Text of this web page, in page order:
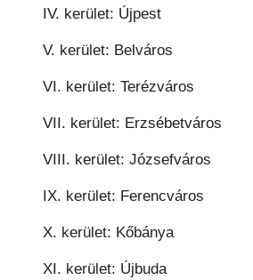
IV. kerület: Újpest
V. kerület: Belváros
VI. kerület: Terézváros
VII. kerület: Erzsébetváros
VIII. kerület: Józsefváros
IX. kerület: Ferencváros
X. kerület: Kőbánya
XI. kerület: Újbuda